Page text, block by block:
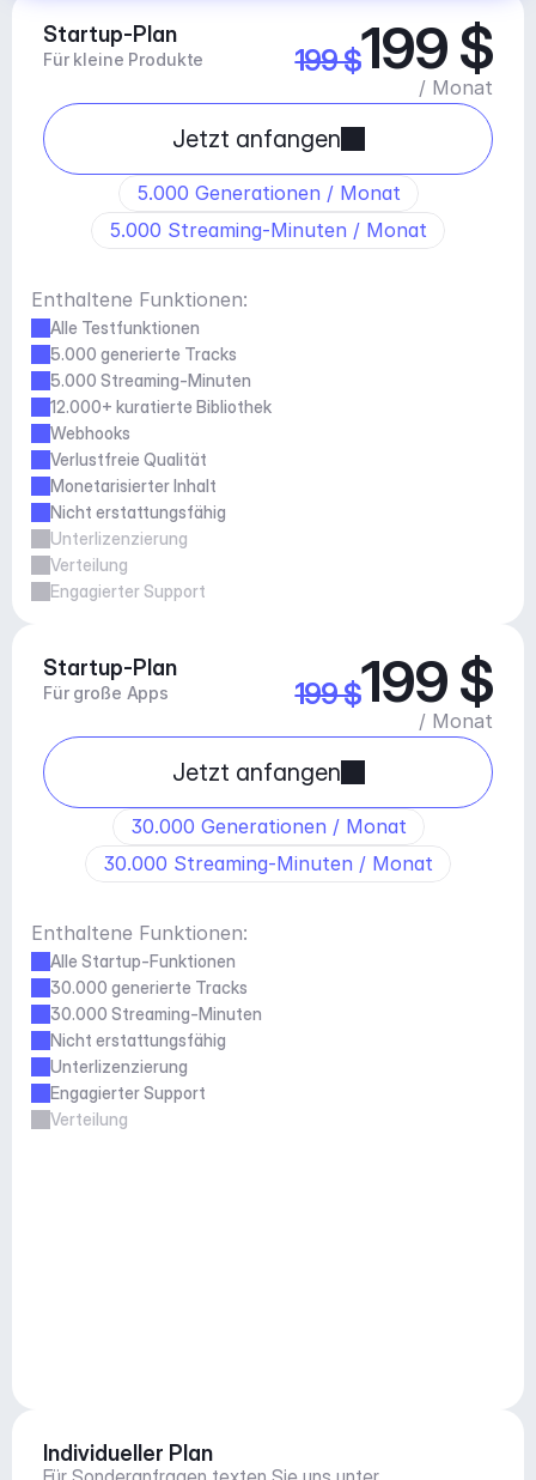
Startup-Plan
Für kleine Produkte 199 $199 $
/ Monat
Jetzt anfangen
5.000 Generationen / Monat
5.000 Streaming-Minuten / Monat
Enthaltene Funktionen:
Alle Testfunktionen
5.000 generierte Tracks
5.000 Streaming-Minuten
12.000+ kuratierte Bibliothek
Webhooks
Verlustfreie Qualität
Monetarisierter Inhalt
Nicht erstattungsfähig
Unterlizenzierung
Verteilung
Engagierter Support
Startup-Plan
Für große Apps 199 $199 $
/ Monat
Jetzt anfangen
30.000 Generationen / Monat
30.000 Streaming-Minuten / Monat
Enthaltene Funktionen:
Alle Startup-Funktionen
30.000 generierte Tracks
30.000 Streaming-Minuten
Nicht erstattungsfähig
Unterlizenzierung
Engagierter Support
Verteilung
Individueller Plan